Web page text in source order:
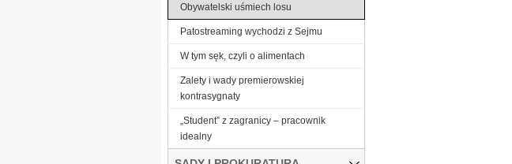
Obywatelski uśmiech losu
Patostreaming wychodzi z Sejmu
W tym sęk, czyli o alimentach
Zalety i wady premierowskiej
kontrasygnaty
„Student” z zagranicy – pracownik
idealny